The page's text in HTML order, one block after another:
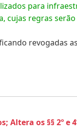
para
regras serão
revogadas
Altera os §§ 2º